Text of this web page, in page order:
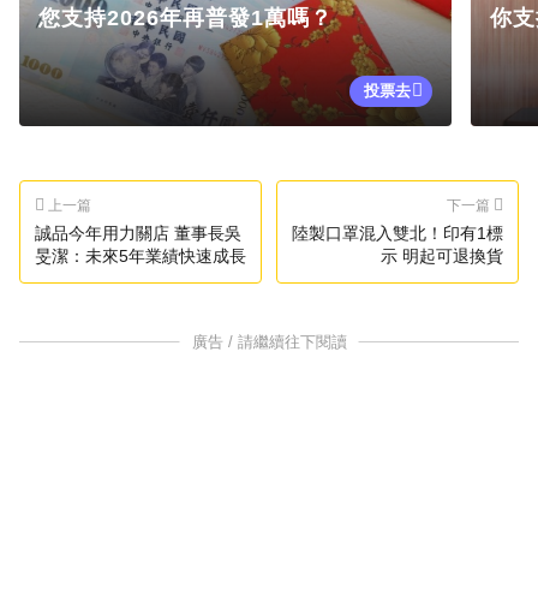
您支持2026年再普發1萬嗎？
投票去
你
上一篇
誠品今年用力關店 董事長吳
旻潔：未來5年業績快速成長
下一篇
陸製口罩混入雙北！印有1標
示 明起可退換貨
廣告 / 請繼續往下閱讀